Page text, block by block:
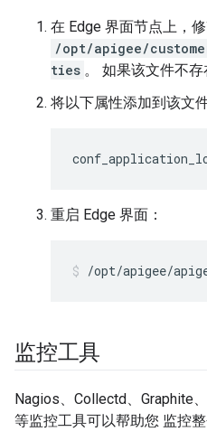
在 Edge 界面节点上，
/opt/apigee/
ties 。 如果该文件不存
将以下属性添加到该文件
重启 Edge 界面：
/opt/apigee/
监控工具
Nagios、Collectd、Graphite
等监控工具可以帮助您 监控